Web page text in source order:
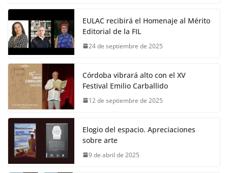
EULAC recibirá el Homenaje al Mérito
Editorial de la FIL
24 de septiembre de 2025
Córdoba vibrará alto con el XV
Festival Emilio Carballido
12 de septiembre de 2025
Elogio del espacio. Apreciaciones
sobre arte
9 de abril de 2025